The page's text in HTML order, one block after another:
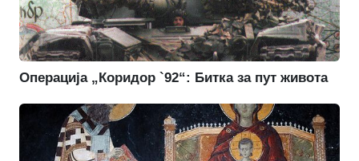
Операција „Коридор `92“: Битка за пут живота